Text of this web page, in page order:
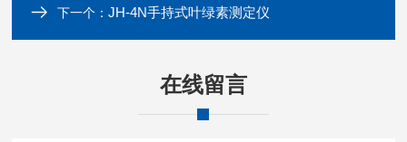
下一个：JH-4N手持式叶绿素测定仪
在线留言